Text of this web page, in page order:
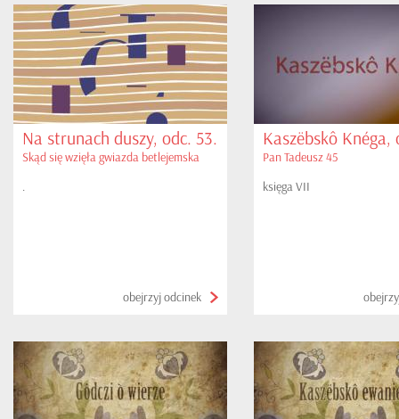
Na strunach duszy, odc. 53.
Skąd się wzięła gwiazda betlejemska
.
obejrzyj odcinek
Kaszëbskô Knéga,
Pan Tadeusz 45
księga VII